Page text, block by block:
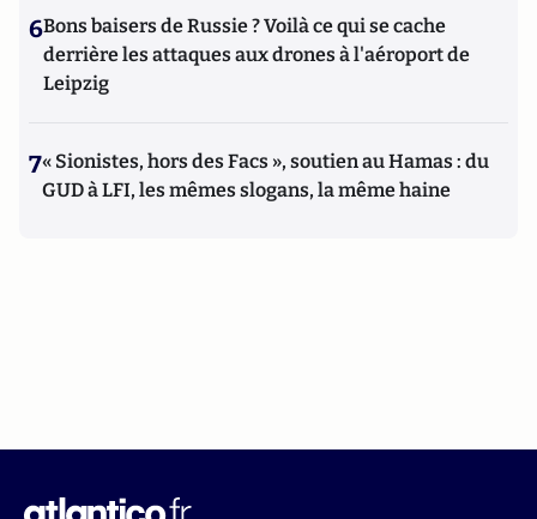
6Bons baisers de Russie ? Voilà ce qui se cache
derrière les attaques aux drones à l'aéroport de
Leipzig
7« Sionistes, hors des Facs », soutien au Hamas : du
GUD à LFI, les mêmes slogans, la même haine